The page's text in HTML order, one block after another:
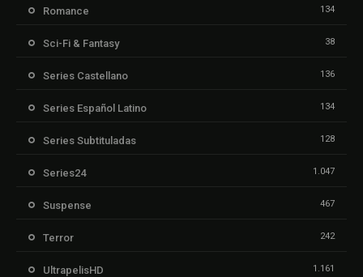
Romance 134
Sci-Fi & Fantasy 38
Series Castellano 136
Series Español Latino 134
Series Subtituladas 128
Series24 1.047
Suspense 467
Terror 242
UltrapelisHD 1.161